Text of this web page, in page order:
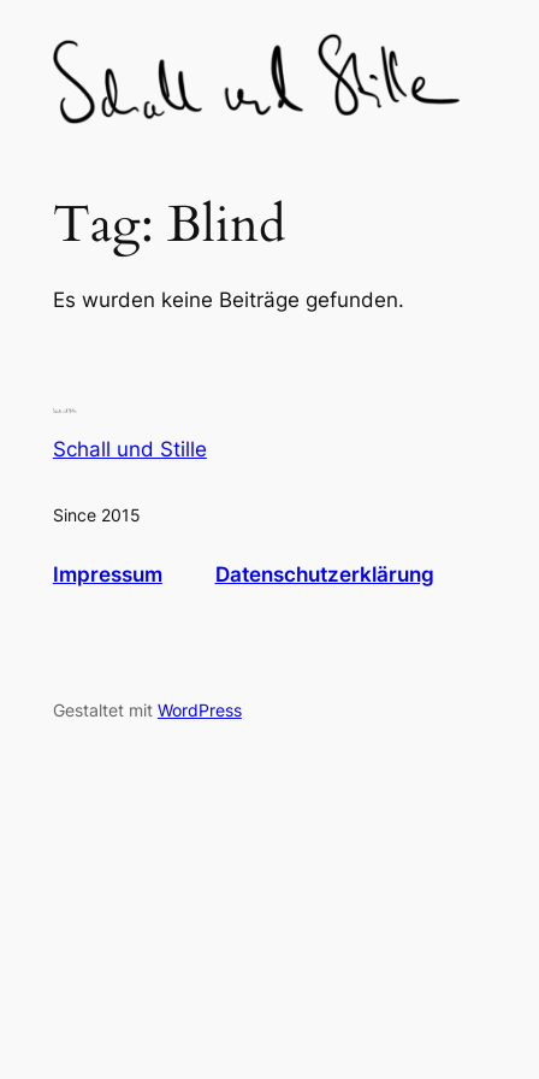
content
Tag: Blind
Es wurden keine Beiträge gefunden.
Schall und Stille
Since 2015
Impressum Datenschutzerklärung
Gestaltet mit WordPress